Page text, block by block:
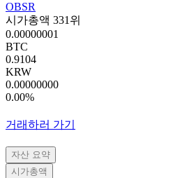
OBSR
시가총액 331위
0.00000001
BTC
0.9104
KRW
0.00000000
0.00%
거래하러 가기
자산 요약
시가총액